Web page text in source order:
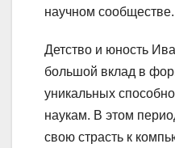
научном сообществе.
Детство и юность
большой вклад в
уникальных
наукам. В этом
свою страсть к